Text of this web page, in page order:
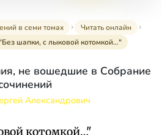
в семи томах
Читать онлайн
шапки, с лыковой котомкой…"
не вошедшие в Собрание
Александрович
котомкой…"